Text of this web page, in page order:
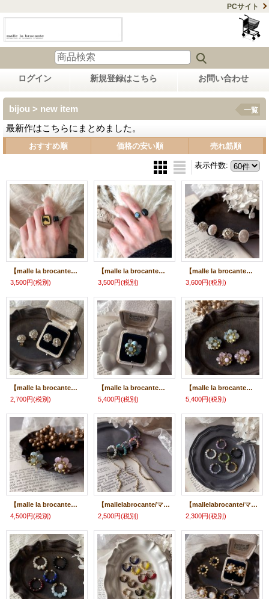
PCサイト
ログイン 新規登録はこちら お問い合わせ
bijou > new item
最新作はこちらにまとめました。
一覧
おすすめ順 価格の安い順 売れ筋順
表示件数:
【malle la brocante】オニキスとホースフェイスのフォークリング/金属アレルギー対応
3,500円(税別)
【malle la brocante】オニキスとヴィンテージブルーフラワーカボションのフォークリング/金属アレルギー対応
3,500円(税別)
【malle la brocante】淡水パールとヴィンテージローズカボションのフォークリング/金属アレルギー対応
3,600円(税別)
【malle la brocante】ヴィンテージローズカボションのピアス/痛みにくいイヤリング
2,700円(税別)
【malle la brocante】サージカルステンレス 青い天然石と真鍮フラワーのbijouリング/金属アレルギー対応/ラリマー・アクアマリン・アマゾナイト
5,400円(税別)
【malle la brocante】天然石と真鍮フラワーのbijouピアス/痛みにくいイヤリング/アクアマリン・クンツァイト
5,400円(税別)
【malle la brocante】サージカルステンレス 天然石と真鍮フラワーのbijouリング/金属アレルギー対応/クンツァイト、アクアマリン
4,500円(税別)
【mallelabrocante/マルラブロカント】天然石とヴィンテージビーズのロングチェーンイヤーカフ（片耳用）
2,500円(税別)
【mallelabrocante/マルラブロカント】天然石とアンティークビーズのイヤーカフ（片耳用）3mm玉
2,300円(税別)